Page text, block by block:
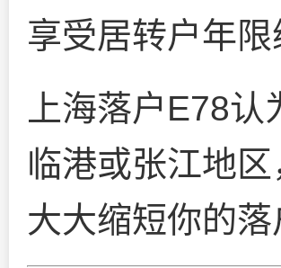
享受居转户年
上海落户E78
临港或张江地
大大缩短你的